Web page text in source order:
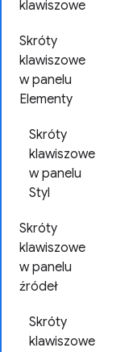
klawiszowe
Skróty
klawiszowe
w panelu
Elementy
Skróty
klawiszowe
w panelu
Styl
Skróty
klawiszowe
w panelu
źródeł
Skróty
klawiszowe